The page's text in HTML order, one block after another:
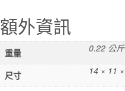
額外資訊
重量 0.22 公斤
尺寸 14 × 11